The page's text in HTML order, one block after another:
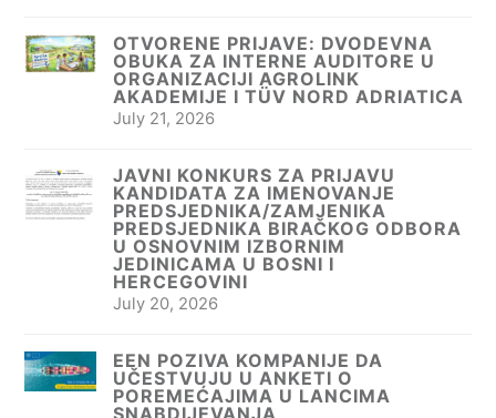
OTVORENE PRIJAVE: DVODEVNA
OBUKA ZA INTERNE AUDITORE U
ORGANIZACIJI AGROLINK
AKADEMIJE I TÜV NORD ADRIATICA
July 21, 2026
JAVNI KONKURS ZA PRIJAVU
KANDIDATA ZA IMENOVANJE
PREDSJEDNIKA/ZAMJENIKA
PREDSJEDNIKA BIRAČKOG ODBORA
U OSNOVNIM IZBORNIM
JEDINICAMA U BOSNI I
HERCEGOVINI
July 20, 2026
EEN POZIVA KOMPANIJE DA
UČESTVUJU U ANKETI O
POREMEĆAJIMA U LANCIMA
SNABDIJEVANJA